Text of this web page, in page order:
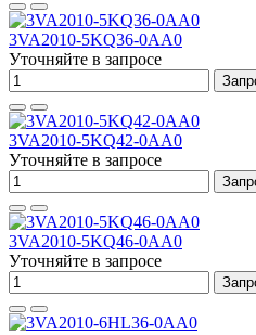
3VA2010-5KQ36-0AA0
Уточняйте в запросе
3VA2010-5KQ42-0AA0
Уточняйте в запросе
3VA2010-5KQ46-0AA0
Уточняйте в запросе